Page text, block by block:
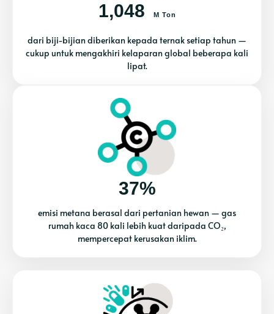
1,048 M Ton
dari biji-bijian diberikan kepada ternak setiap tahun —
cukup untuk mengakhiri kelaparan global beberapa kali
lipat.
37%
emisi metana berasal dari pertanian hewan — gas
rumah kaca 80 kali lebih kuat daripada CO₂,
mempercepat kerusakan iklim.